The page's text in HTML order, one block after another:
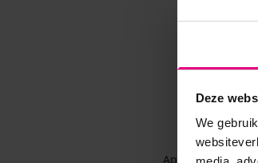
Deze
We
Application